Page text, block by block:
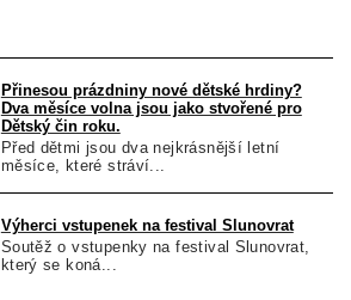
Přinesou prázdniny nové dětské hrdiny?
Dva měsíce volna jsou jako stvořené pro
Dětský čin roku.
Před dětmi jsou dva nejkrásnější letní
měsíce, které stráví...
Výherci vstupenek na festival Slunovrat
Soutěž o vstupenky na festival Slunovrat,
který se koná...